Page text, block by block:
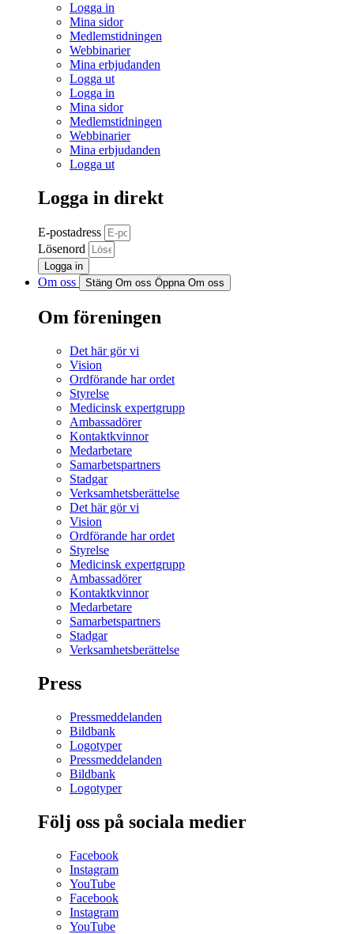
Logga in
Mina sidor
Medlemstidningen
Webbinarier
Mina erbjudanden
Logga ut
Logga in
Mina sidor
Medlemstidningen
Webbinarier
Mina erbjudanden
Logga ut
Logga in direkt
E-postadress
Lösenord
Logga in
Om oss Stäng Om oss Öppna Om oss
Om föreningen
Det här gör vi
Vision
Ordförande har ordet
Styrelse
Medicinsk expertgrupp
Ambassadörer
Kontaktkvinnor
Medarbetare
Samarbetspartners
Stadgar
Verksamhetsberättelse
Det här gör vi
Vision
Ordförande har ordet
Styrelse
Medicinsk expertgrupp
Ambassadörer
Kontaktkvinnor
Medarbetare
Samarbetspartners
Stadgar
Verksamhetsberättelse
Press
Pressmeddelanden
Bildbank
Logotyper
Pressmeddelanden
Bildbank
Logotyper
Följ oss på sociala medier
Facebook
Instagram
YouTube
Facebook
Instagram
YouTube